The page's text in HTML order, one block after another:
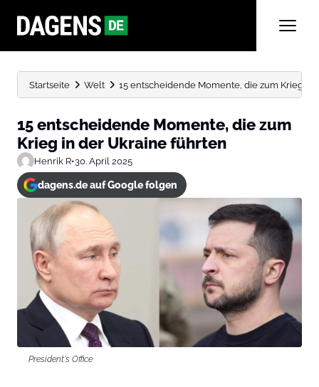
Startseite Welt 15 entscheidende Momente, die zum Krieg in
15 entscheidende Momente, die zum
Krieg in der Ukraine führten
Henrik R•30. April 2025
dagens.de auf Google folgen
President's Office